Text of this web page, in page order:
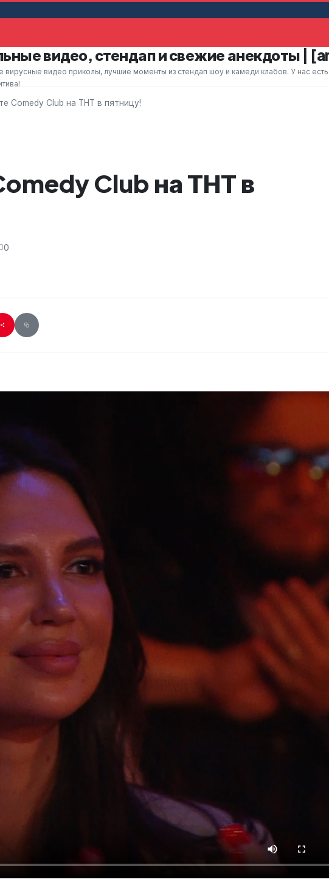
привлекательную женщину, которая помахала ему рук
видео, стендап и свежие анекдоты |
видео приколы, лучшие моменты из стендап шоу и камеди клабов. У нас
Comedy Club на ТНТ в пятницу!
Club на ТНТ в
0